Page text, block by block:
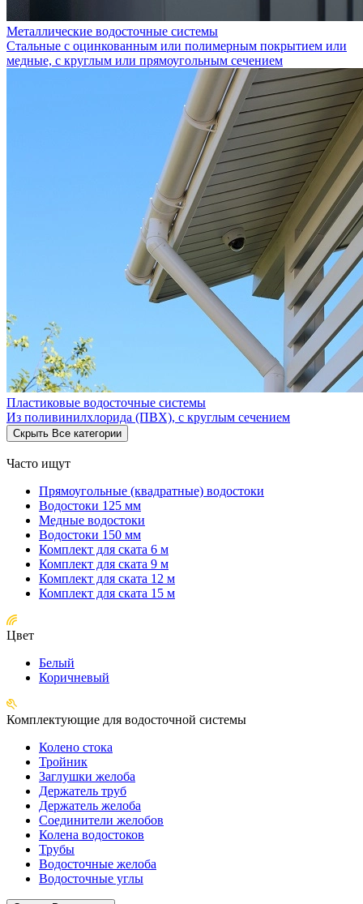
Металлические водосточные системы
Стальные с оцинкованным или полимерным покрытием или
медные, с круглым или прямоугольным сечением
Пластиковые водосточные системы
Из поливинилхлорида (ПВХ), с круглым сечением
Скрыть Все категории
Часто ищут
Прямоугольные (квадратные) водостоки
Водостоки 125 мм
Медные водостоки
Водостоки 150 мм
Комплект для ската 6 м
Комплект для ската 9 м
Комплект для ската 12 м
Комплект для ската 15 м
Цвет
Белый
Коричневый
Комплектующие для водосточной системы
Колено стока
Тройник
Заглушки желоба
Держатель труб
Держатель желоба
Соединители желобов
Колена водостоков
Трубы
Водосточные желоба
Водосточные углы